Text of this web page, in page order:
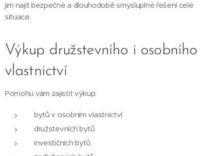
jim najít bezpečné a dlouhodobě smysluplné řešení celé
situace.
Výkup družstevního i osobního
vlastnictví
Pomohu vám zajistit výkup:
bytů v osobním vlastnictví
družstevních bytů
investičních bytů